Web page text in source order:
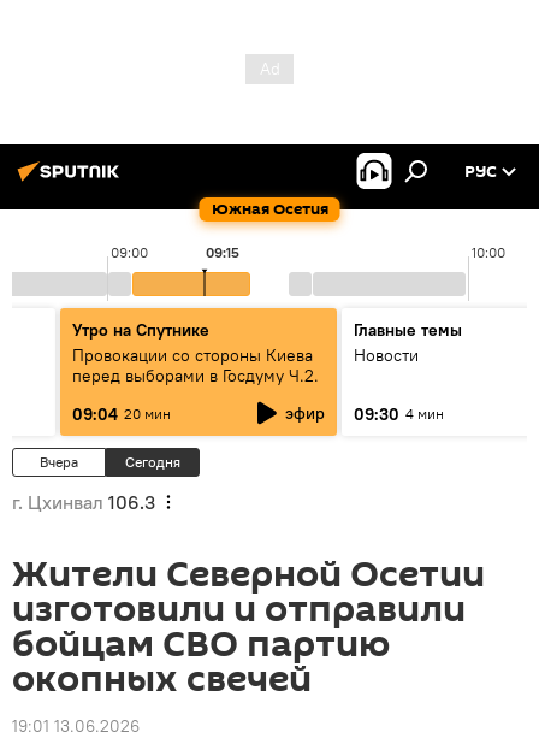
Южная Осетия
РУС
09:00 10:00
09:15
Утро на Спутнике
Провокации со стороны Киева
перед выборами в Госдуму Ч.2.
09:04 20 мин эфир
Главные темы
Новости
09:30 4 мин
Вчера Сегодня
г. Цхинвал 106.3
Жители Северной Осетии
изготовили и отправили
бойцам СВО партию
окопных свечей
19:01 13.06.2026